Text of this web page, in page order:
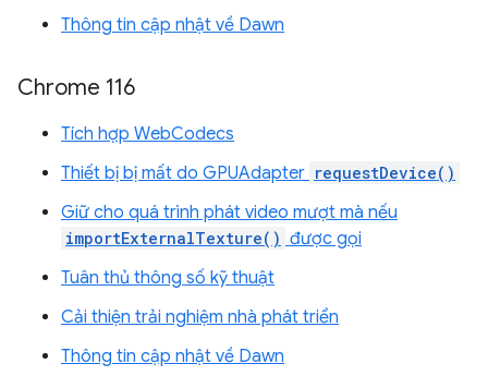
Thông tin cập nhật về Dawn
Chrome 116
Tích hợp WebCodecs
Thiết bị bị mất do GPUAdapter requestDevice()
Giữ cho quá trình phát video mượt mà nếu
importExternalTexture() được gọi
Tuân thủ thông số kỹ thuật
Cải thiện trải nghiệm nhà phát triển
Thông tin cập nhật về Dawn